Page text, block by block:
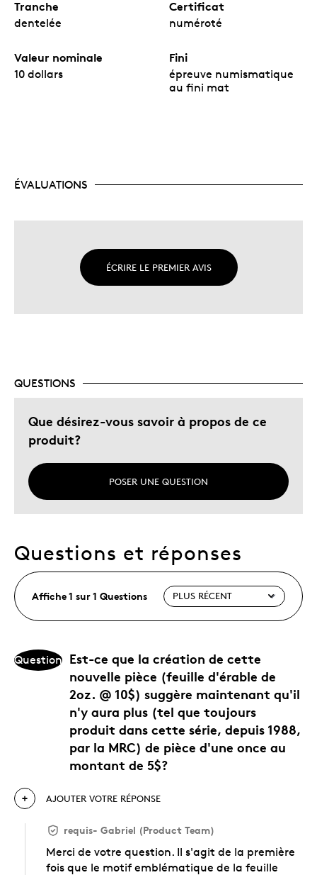
Tranche
dentelée
Certificat
numéroté
Valeur nominale
10 dollars
Fini
épreuve numismatique
au fini mat
ÉVALUATIONS
ÉCRIRE LE PREMIER AVIS
QUESTIONS
Que désirez-vous savoir à propos de ce
produit?
POSER UNE QUESTION
Questions et réponses
Affiche 1 sur 1 Questions
Question Est-ce que la création de cette
nouvelle pièce (feuille d'érable de
2oz. @ 10$) suggère maintenant qu'il
n'y aura plus (tel que toujours
produit dans cette série, depuis 1988,
par la MRC) de pièce d'une once au
montant de 5$?
AJOUTER VOTRE RÉPONSE
requis- Gabriel (Product Team)
Merci de votre question. Il s'agit de la première
fois que le motif emblématique de la feuille